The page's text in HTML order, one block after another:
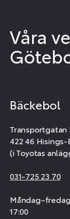
Våra
Bäckebol
Transportgatan
422 46 Hisings-
(i Toyotas
031-725 23 70
17:00